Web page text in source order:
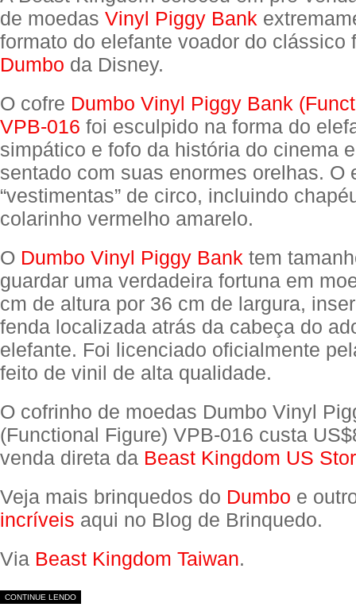
de moedas Vinyl Piggy Bank
formato do elefante voador do clássico
Dumbo da Disney.
O cofre Dumbo Vinyl Piggy Bank
VPB-016 foi esculpido na forma do
simpático e fofo da história do cinema
sentado com suas enormes orelhas. O
“vestimentas” de circo, incluindo
colarinho vermelho amarelo.
O Dumbo Vinyl Piggy Bank tem
guardar uma verdadeira fortuna em
cm de altura por 36 cm de largura,
fenda localizada atrás da cabeça do
elefante. Foi licenciado oficialmente
feito de vinil de alta qualidade.
O cofrinho de moedas Dumbo Vinyl
(Functional Figure) VPB-016 custa
venda direta da Beast Kingdom US
Veja mais brinquedos do Dumbo e
incríveis aqui no Blog de Brinquedo.
Via Beast Kingdom Taiwan.
CONTINUE LENDO